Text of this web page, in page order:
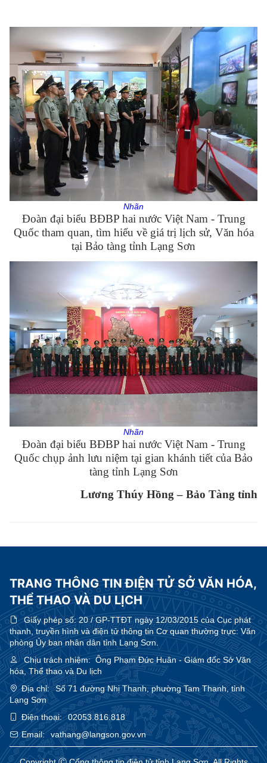
Nhãn
Đoàn đại biểu BĐBP hai nước Việt Nam - Trung
Quốc tham quan, tìm hiểu về giá trị lịch sử, Văn hóa
tại Bảo tàng tỉnh Lạng Sơn
Nhãn
Đoàn đại biểu BĐBP hai nước Việt Nam - Trung
Quốc chụp ảnh lưu niệm tại gian khánh tiết của Bảo
tàng tỉnh Lạng Sơn
Lương Thúy Hồng – Bảo Tàng tỉnh
TRANG THÔNG TIN ĐIỆN TỬ SỞ VĂN HÓA,
THỂ THAO VÀ DU LỊCH
Giấy phép số:20 / GP-TTĐT ngày 12/03/2015 của Cục phát
thanh, truyền hình và điện tử thông tin Cơ quan thường trực: Văn
phòng Ủy ban nhân dân tỉnh Lạng Sơn.
Chịu trách nhiệm:Ông Phạm Đức Huân - Giám đốc Sở Văn
hóa, Thể thao và Du lịch
Địa chỉ:
Số 71 đường Nhị Thanh, phường Tam Thanh, tỉnh
Lạng Sơn
Điện thoại:
02053.816.818
Email:
vathang@langson.gov.vn